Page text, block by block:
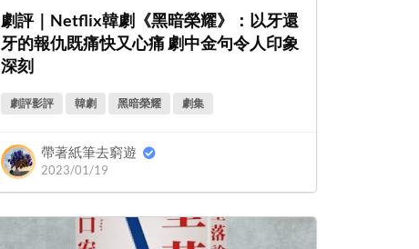
劇評｜Netflix韓劇《黑暗榮耀》：以牙還
牙的報仇既痛快又心痛 劇中金句令人印象
深刻
劇評影評 韓劇 黑暗榮耀 劇集
帶著紙筆去窮遊
2023/01/19